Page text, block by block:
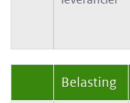
Belasting